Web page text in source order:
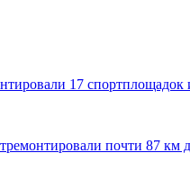
17
почти 87